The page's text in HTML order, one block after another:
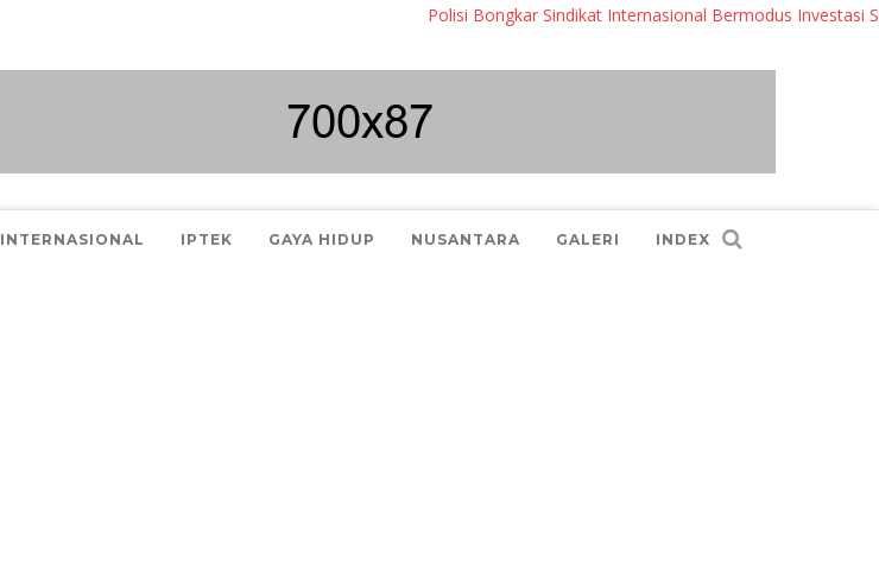
Polisi Bongkar Sindikat Internasional Bermodus Investasi Saham
INTERNASIONAL IPTEK GAYA HIDUP NUSANTARA GALERI INDEX